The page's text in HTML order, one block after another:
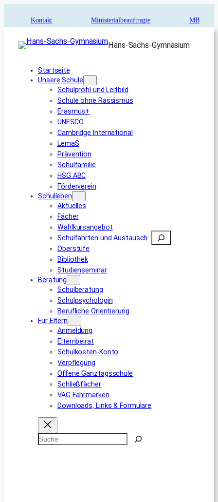
springen
Kontakt Ministerialbeauftragte MB
Hans-Sachs-Gymnasium
Startseite
Unsere Schule
Schulprofil und Leitbild
Schule ohne Rassismus
Erasmus+
UNESCO
Cambridge International
LemaS
Prävention
Schulfamilie
HSG ABC
Förderverein
Schulleben
Aktuelles
Fächer
Wahlkursangebot
Schulfahrten und Austausch
Oberstufe
Bibliothek
Studienseminar
Beratung
Schulberatung
Schulpsychologin
Berufliche Orientierung
Für Eltern
Anmeldung
Elternbeirat
Schulkosten-Konto
Verpflegung
Offene Ganztagsschule
Schließfächer
VAG Fahrmarken
Downloads, Links & Formulare
Suchen
Suchen